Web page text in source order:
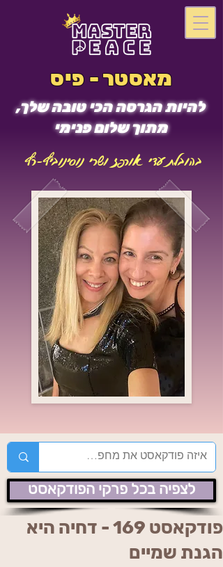
מאסטר - פיס
להיות הגרסה הכי טובה שלך,
מתוך שלום פנימי
בהובלת עדי אורפז ושרי נוסינוביץ-רץ
לצפיה בכל פרקי הפודקאסט
פודקאסט 169 - דחיה היא
הגנת שמיים